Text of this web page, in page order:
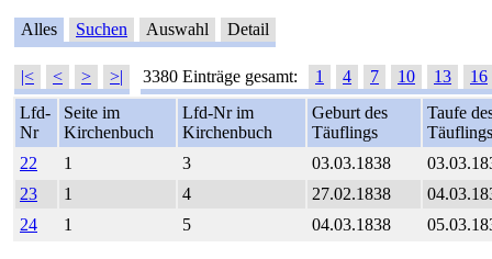
Alles Suchen Auswahl Detail
|< < > >| 3380 Einträge gesamt: 1 4 7 10 13
16
Lfd-
Nr
Seite im
Kirchenbuch
Lfd-Nr im
Kirchenbuch
Geburt des
Täuflings
Taufe
Täuflings
22
1 3 03.03.1838
23
1 4 27.02.1838
24
1 5 04.03.1838